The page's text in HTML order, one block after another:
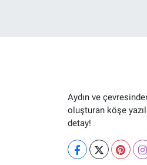
Aydın ve
oluşturan köşe
detay!